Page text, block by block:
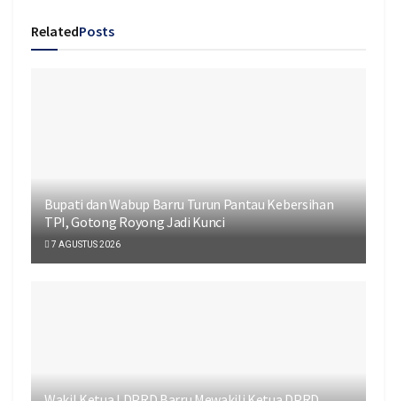
RelatedPosts
Bupati dan Wabup Barru Turun Pantau Kebersihan
TPI, Gotong Royong Jadi Kunci
7 AGUSTUS 2026